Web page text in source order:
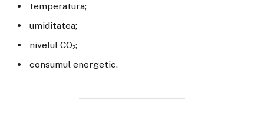
temperatura;
umiditatea;
nivelul CO₂;
consumul energetic.